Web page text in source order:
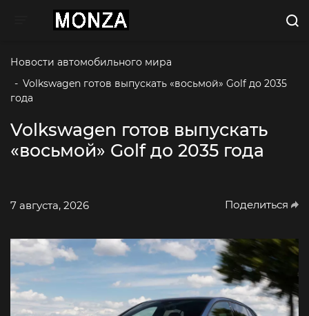
Toggle navigation
Новости автомобильного мира
- Volkswagen готов выпускать «восьмой» Golf до 2035
года
Volkswagen готов выпускать
«восьмой» Golf до 2035 года
7 августа, 2026 Поделиться